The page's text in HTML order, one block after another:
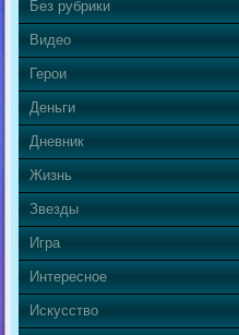
Без рубрики
Видео
Герои
Деньги
Дневник
Жизнь
Звезды
Игра
Интересное
Искусство